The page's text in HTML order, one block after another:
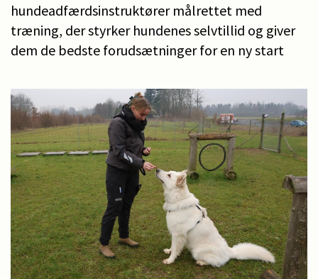
hundeadfærdsinstruktører målrettet med
træning, der styrker hundenes selvtillid og giver
dem de bedste forudsætninger for en ny start